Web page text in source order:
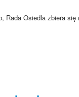
Rada Osiedla zbiera